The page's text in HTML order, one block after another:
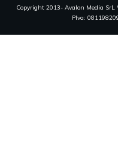
Copyright 2013- Avalon Media
PIva: